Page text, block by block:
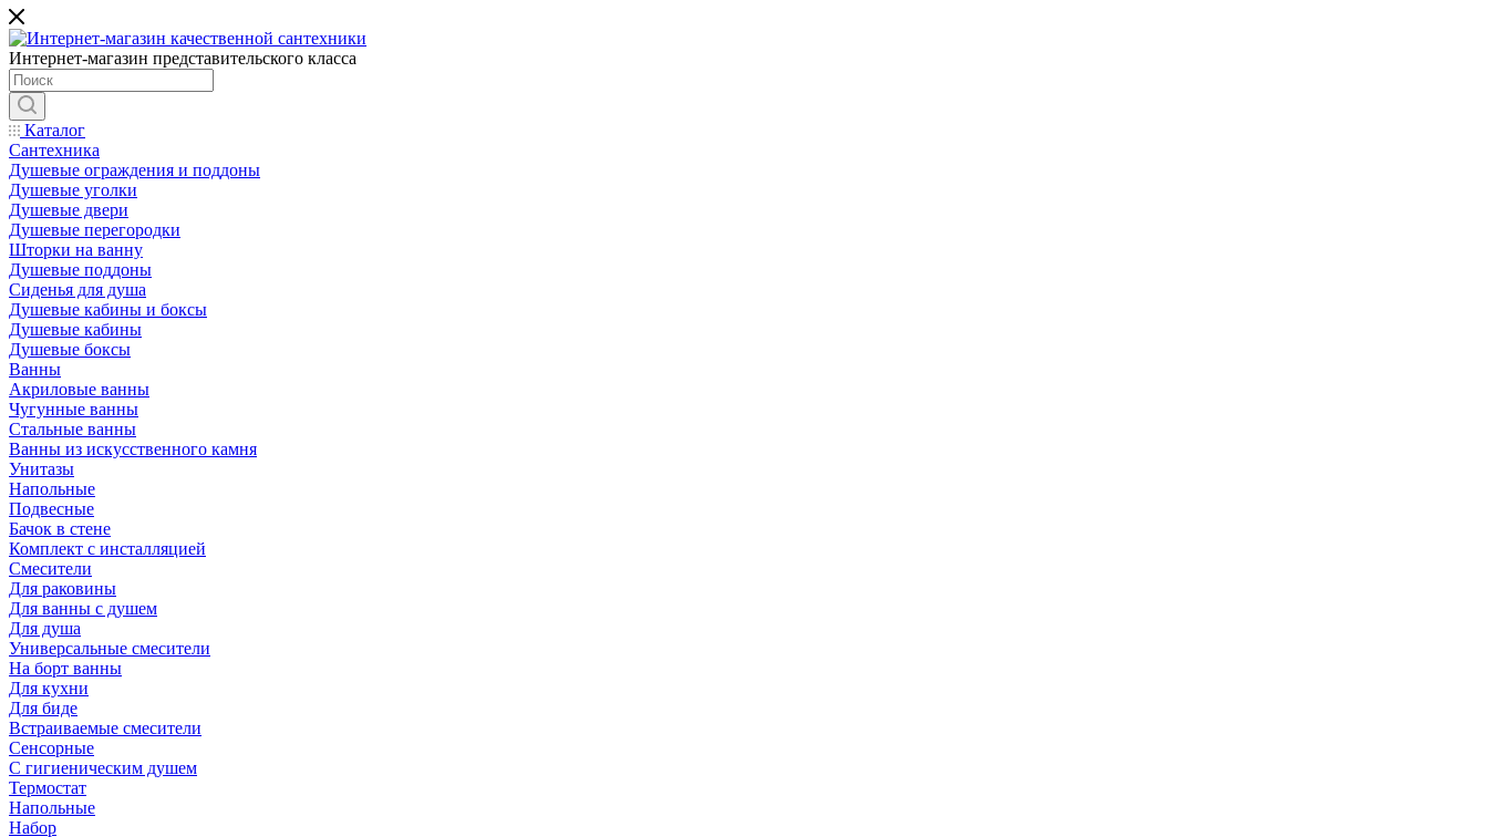
Интернет-магазин представительского класса
Каталог
Сантехника
Душевые ограждения и поддоны
Душевые уголки
Душевые двери
Душевые перегородки
Шторки на ванну
Душевые поддоны
Сиденья для душа
Душевые кабины и боксы
Душевые кабины
Душевые боксы
Ванны
Акриловые ванны
Чугунные ванны
Стальные ванны
Ванны из искусственного камня
Унитазы
Напольные
Подвесные
Бачок в стене
Комплект с инсталляцией
Смесители
Для раковины
Для ванны с душем
Для душа
Универсальные смесители
На борт ванны
Для кухни
Для биде
Встраиваемые смесители
Сенсорные
С гигиеническим душем
Термостат
Напольные
Набор